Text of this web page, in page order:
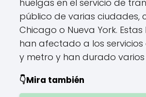
huelgas en el servicio de
público de varias ciudades,
Chicago o Nueva York.
han afectado a los
y metro y han durado varios
👇Mira también